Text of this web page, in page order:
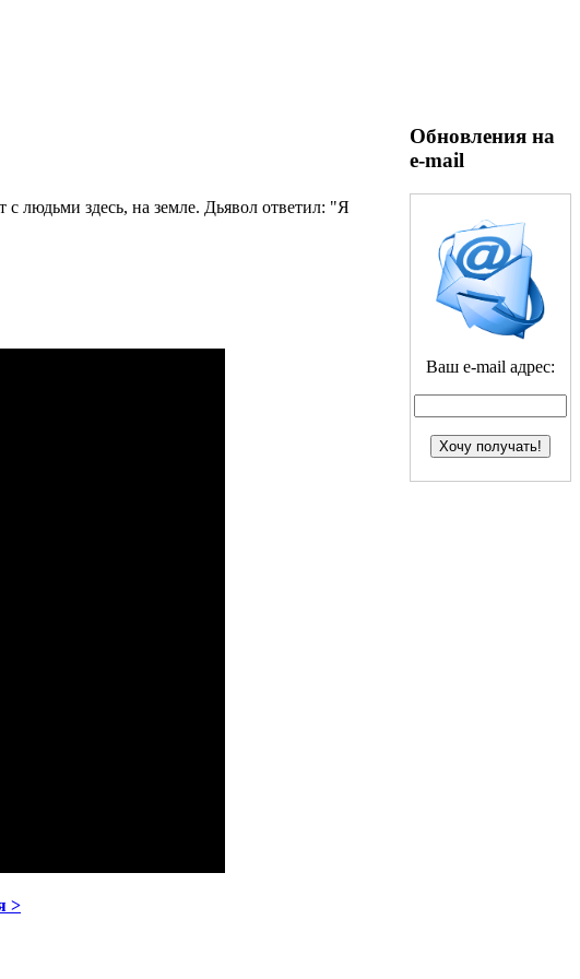
людьми здесь, на земле. Дьявол ответил: "Я
>
Обновления на
e-mail
Ваш e-mail адрес: